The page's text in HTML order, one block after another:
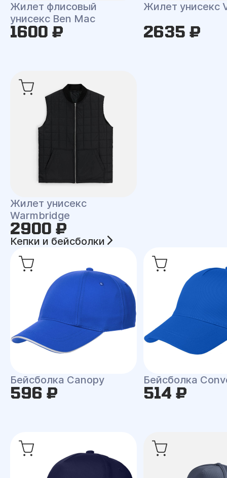
Жилет флисовый
унисекс Ben Mac
1600 ₽
Жилет унисекс
2635 ₽
Жилет унисекс
Warmbridge
2900 ₽
Кепки и бейсболки
Бейсболка Canopy
596 ₽
Бейсболка
514 ₽